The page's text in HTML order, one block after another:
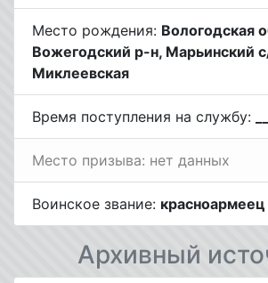
Место рождения: Вологодская
Вожегодский р-н, Марьинский
Миклеевская
Время поступления на службу:
Место призыва: нет данных
Воинское звание: красноармеец
Архивный